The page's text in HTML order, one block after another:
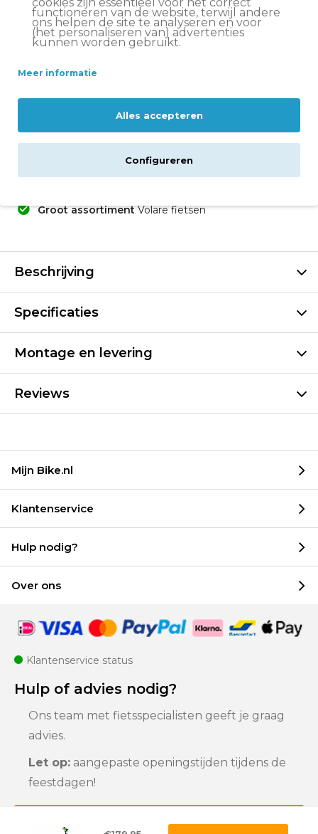
€149,00
€179,95
In winkelwagen
Op werkdagen voor 15:00 besteld, volgende werkdag
Let op:op vrijdag voor 11:00 uur besteld = volgende
werkdag in huis
scherp geprijsd
Groot assortimentVolare fietsen
Beschrijving
Specificaties
Montage en levering
Reviews
Mijn Bike.nl
Klantenservice
Hulp nodig?
Over ons
Klantenservice status
Hulp of advies nodig?
Ons team met fietsspecialisten geeft je graag
advies.
Let op: aangepaste openingstijden tijdens de
feestdagen!
Klantenservice
functioneren van de website, terwijl andere
ons helpen de site te analyseren en voor
(het personaliseren van) advertenties
kunnen worden gebruikt.
Meer informatie
Alles accepteren
Configureren